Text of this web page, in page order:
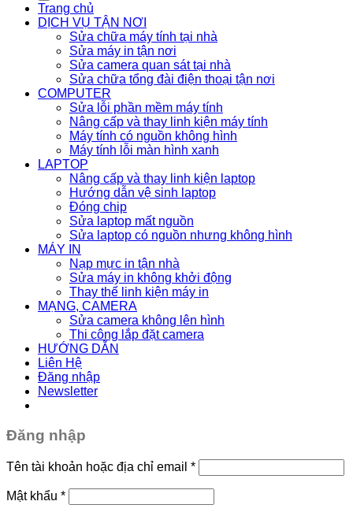
Trang chủ
DỊCH VỤ TẬN NƠI
Sửa chữa máy tính tại nhà
Sửa máy in tận nơi
Sửa camera quan sát tại nhà
Sửa chữa tổng đài điện thoại tận nơi
COMPUTER
Sửa lỗi phần mềm máy tính
Nâng cấp và thay linh kiện máy tính
Máy tính có nguồn không hình
Máy tính lỗi màn hình xanh
LAPTOP
Nâng cấp và thay linh kiện laptop
Hướng dẫn vệ sinh laptop
Đóng chip
Sửa laptop mất nguồn
Sửa laptop có nguồn nhưng không hình
MÁY IN
Nạp mực in tận nhà
Sửa máy in không khởi động
Thay thế linh kiện máy in
MẠNG, CAMERA
Sửa camera không lên hình
Thi công lắp đặt camera
HƯỚNG DẪN
Liên Hệ
Đăng nhập
Newsletter
Đăng nhập
Tên tài khoản hoặc địa chỉ email *
Mật khẩu *